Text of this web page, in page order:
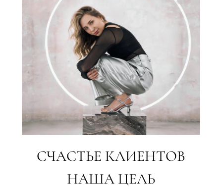
СЧАСТЬЕ КЛИЕНТОВ
НАША ЦЕЛЬ